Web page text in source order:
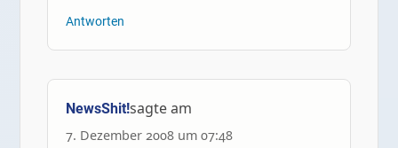
Antworten
NewsShit!sagte am
7. Dezember 2008 um 07:48